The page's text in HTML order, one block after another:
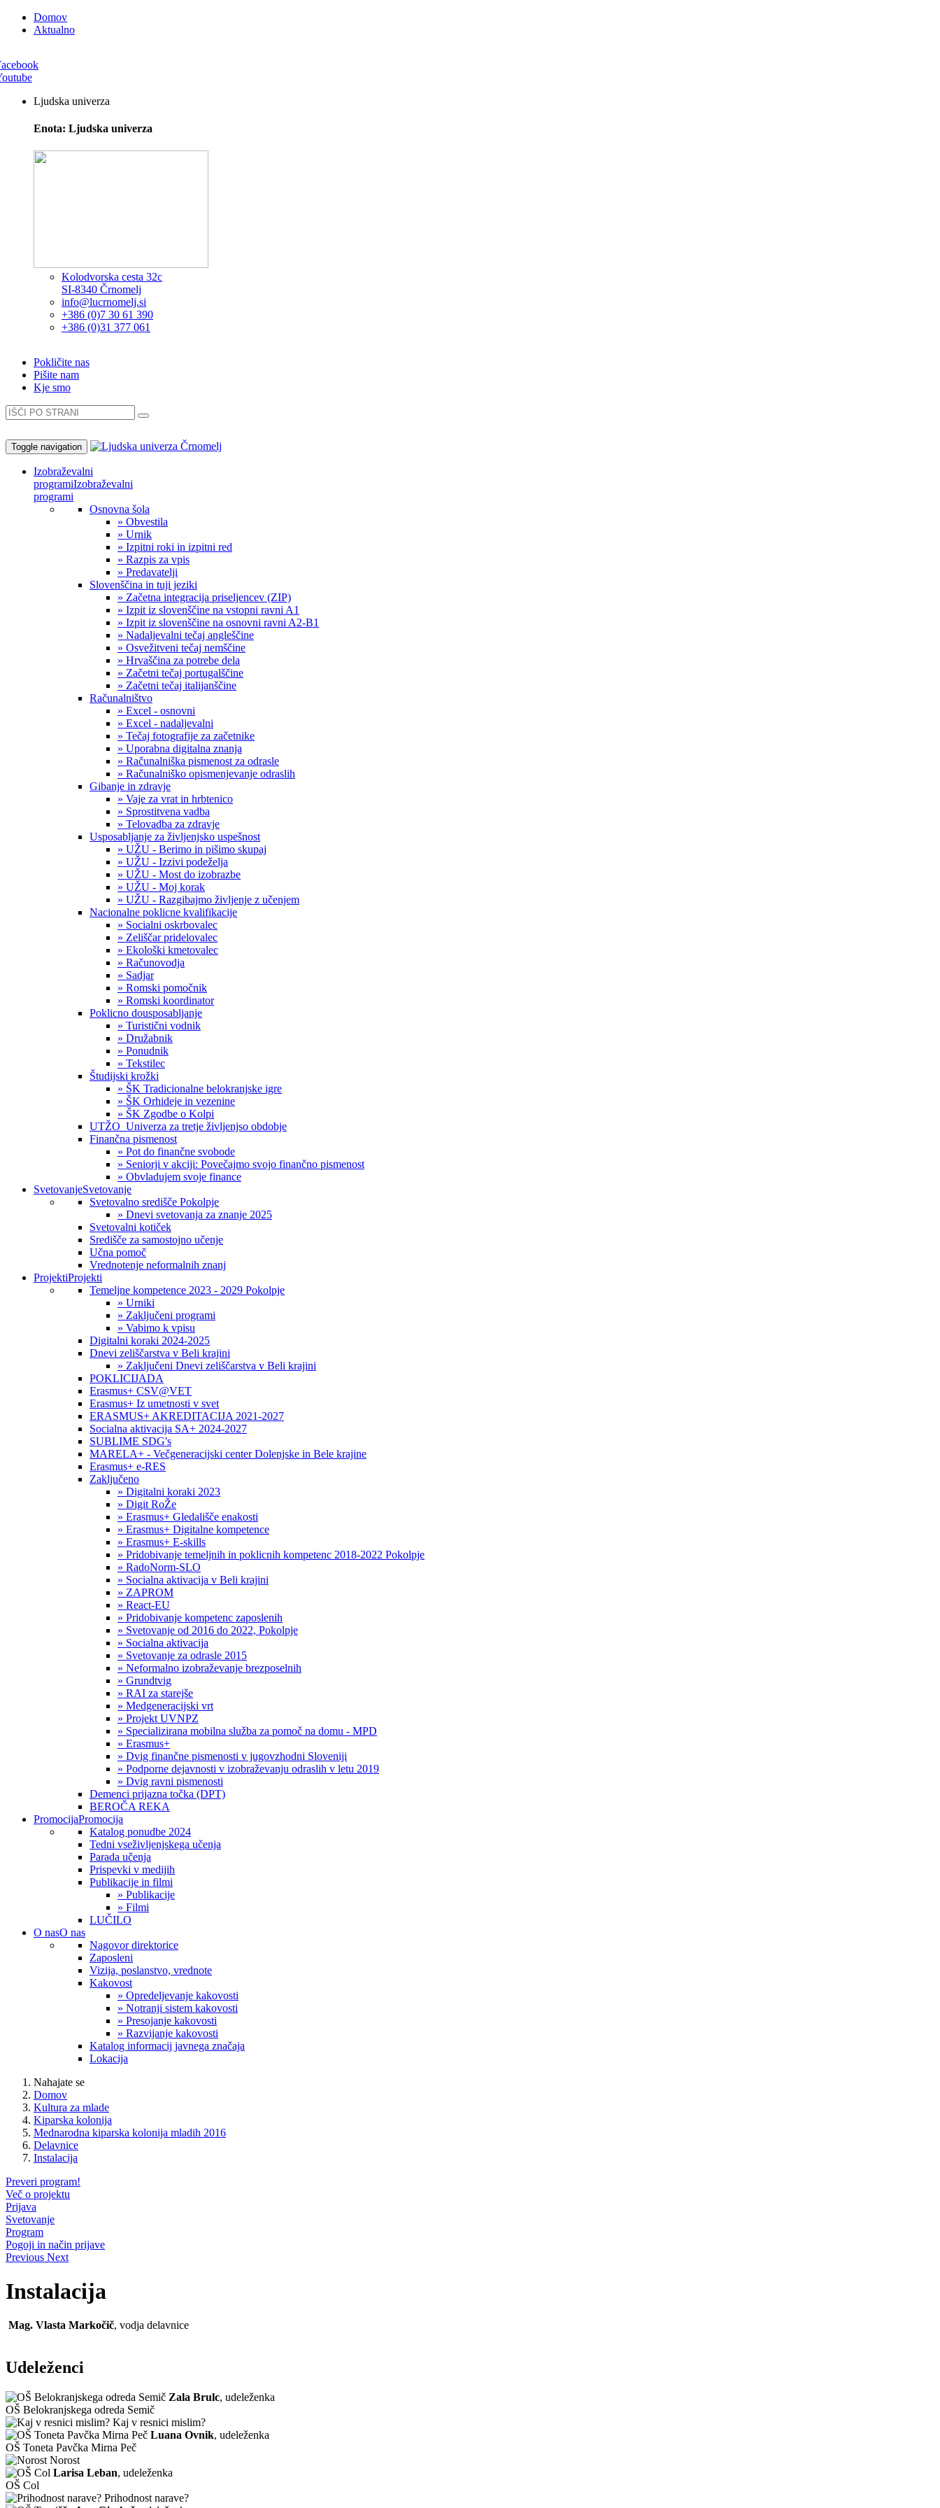
Domov
Aktualno
Ljudska univerza
Enota: Ljudska univerza
Kolodvorska cesta 32c
SI-8340 Črnomelj
info@lucrnomelj.si
+386 (0)7 30 61 390
+386 (0)31 377 061
Pokličite nas
Pišite nam
Kje smo
Toggle navigation
Izobraževalni
programiIzobraževalni
programi
Osnovna šola
» Obvestila
» Urnik
» Izpitni roki in izpitni red
» Razpis za vpis
» Predavatelji
Slovenščina in tuji jeziki
» Začetna integracija priseljencev (ZIP)
» Izpit iz slovenščine na vstopni ravni A1
» Izpit iz slovenščine na osnovni ravni A2-B1
» Nadaljevalni tečaj angleščine
» Osvežitveni tečaj nemščine
» Hrvaščina za potrebe dela
» Začetni tečaj portugalščine
» Začetni tečaj italijanščine
Računalništvo
» Excel - osnovni
» Excel - nadaljevalni
» Tečaj fotografije za začetnike
» Uporabna digitalna znanja
» Računalniška pismenost za odrasle
» Računalniško opismenjevanje odraslih
Gibanje in zdravje
» Vaje za vrat in hrbtenico
» Sprostitvena vadba
» Telovadba za zdravje
Usposabljanje za življenjsko uspešnost
» UŽU - Berimo in pišimo skupaj
» UŽU - Izzivi podeželja
» UŽU - Most do izobrazbe
» UŽU - Moj korak
» UŽU - Razgibajmo življenje z učenjem
Nacionalne poklicne kvalifikacije
» Socialni oskrbovalec
» Zeliščar pridelovalec
» Ekološki kmetovalec
» Računovodja
» Sadjar
» Romski pomočnik
» Romski koordinator
Poklicno dousposabljanje
» Turistični vodnik
» Družabnik
» Ponudnik
» Tekstilec
Študijski krožki
» ŠK Tradicionalne belokranjske igre
» ŠK Orhideje in vezenine
» ŠK Zgodbe o Kolpi
UTŽO_Univerza za tretje življenjso obdobje
Finančna pismenost
» Pot do finančne svobode
» Seniorji v akciji: Povečajmo svojo finančno pismenost
» Obvladujem svoje finance
SvetovanjeSvetovanje
Svetovalno središče Pokolpje
» Dnevi svetovanja za znanje 2025
Svetovalni kotiček
Središče za samostojno učenje
Učna pomoč
Vrednotenje neformalnih znanj
ProjektiProjekti
Temeljne kompetence 2023 - 2029 Pokolpje
» Urniki
» Zaključeni programi
» Vabimo k vpisu
Digitalni koraki 2024-2025
Dnevi zeliščarstva v Beli krajini
» Zaključeni Dnevi zeliščarstva v Beli krajini
POKLICIJADA
Erasmus+ CSV@VET
Erasmus+ Iz umetnosti v svet
ERASMUS+ AKREDITACIJA 2021-2027
Socialna aktivacija SA+ 2024-2027
SUBLIME SDG's
MARELA+ - Večgeneracijski center Dolenjske in Bele krajine
Erasmus+ e-RES
Zaključeno
» Digitalni koraki 2023
» Digit RoŽe
» Erasmus+ Gledališče enakosti
» Erasmus+ Digitalne kompetence
» Erasmus+ E-skills
» Pridobivanje temeljnih in poklicnih kompetenc 2018-2022 Pokolpje
» RadoNorm-SLO
» Socialna aktivacija v Beli krajini
» ZAPROM
» React-EU
» Pridobivanje kompetenc zaposlenih
» Svetovanje od 2016 do 2022, Pokolpje
» Socialna aktivacija
» Svetovanje za odrasle 2015
» Neformalno izobraževanje brezposelnih
» Grundtvig
» RAI za starejše
» Medgeneracijski vrt
» Projekt UVNPZ
» Specializirana mobilna služba za pomoč na domu - MPD
» Erasmus+
» Dvig finančne pismenosti v jugovzhodni Sloveniji
» Podporne dejavnosti v izobraževanju odraslih v letu 2019
» Dvig ravni pismenosti
Demenci prijazna točka (DPT)
BEROČA REKA
PromocijaPromocija
Katalog ponudbe 2024
Tedni vseživljenjskega učenja
Parada učenja
Prispevki v medijih
Publikacije in filmi
» Publikacije
» Filmi
LUČILO
O nasO nas
Nagovor direktorice
Zaposleni
Vizija, poslanstvo, vrednote
Kakovost
» Opredeljevanje kakovosti
» Notranji sistem kakovosti
» Presojanje kakovosti
» Razvijanje kakovosti
Katalog informacij javnega značaja
Lokacija
Nahajate se
Domov
Kultura za mlade
Kiparska kolonija
Mednarodna kiparska kolonija mladih 2016
Delavnice
Instalacija
Preveri program!
Več o projektu
Prijava
Svetovanje
Program
Pogoji in način prijave
Previous Next
Instalacija
Mag. Vlasta Markočič, vodja delavnice
Udeleženci
Zala Brulc, udeleženka
OŠ Belokranjskega odreda Semič
Kaj v resnici mislim?
Luana Ovnik, udeleženka
OŠ Toneta Pavčka Mirna Peč
Norost
Larisa Leban, udeleženka
OŠ Col
Prihodnost narave?